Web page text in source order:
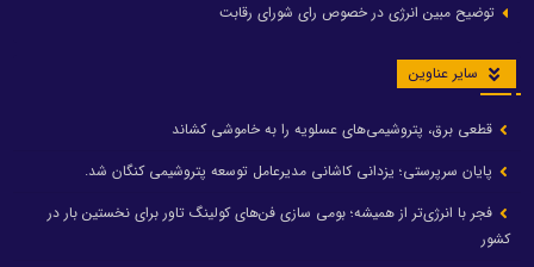
توضیح مبین انرژی در خصوص رای شورای رقابت
سایر عناوین
قطعی برق، پتروشیمی‌های عسلویه را به خاموشی کشاند
پایان سرپرستی؛ یزدانی کاشانی مدیرعامل توسعه پتروشیمی کنگان شد.
فجر با انرژی‌تر از همیشه؛ بومی سازی فن‌های کولینگ تاور برای نخستین بار در
کشور